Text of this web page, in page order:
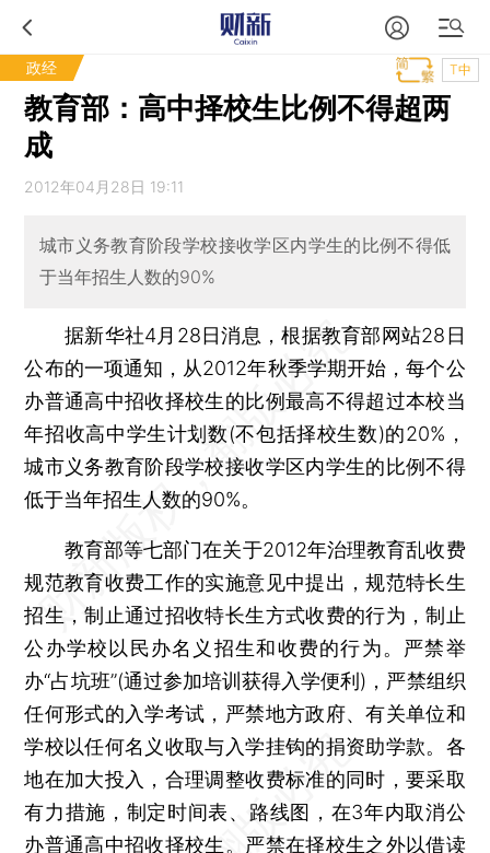
政经 T中
教育部：高中择校生比例不得超两
成
2012年04月28日 19:11
城市义务教育阶段学校接收学区内学生的比例不得低
于当年招生人数的90%
据新华社4月28日消息，根据教育部网站28日
公布的一项通知，从2012年秋季学期开始，每个公
办普通高中招收择校生的比例最高不得超过本校当
年招收高中学生计划数(不包括择校生数)的20%，
城市义务教育阶段学校接收学区内学生的比例不得
低于当年招生人数的90%。
教育部等七部门在关于2012年治理教育乱收费
规范教育收费工作的实施意见中提出，规范特长生
招生，制止通过招收特长生方式收费的行为，制止
公办学校以民办名义招生和收费的行为。严禁举
办“占坑班”(通过参加培训获得入学便利)，严禁组织
任何形式的入学考试，严禁地方政府、有关单位和
学校以任何名义收取与入学挂钩的捐资助学款。各
地在加大投入，合理调整收费标准的同时，要采取
有力措施，制定时间表、路线图，在3年内取消公
办普通高中招收择校生。严禁在择校生之外以借读